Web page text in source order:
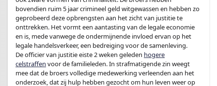
bovendien ruim 5 jaar crimineel geld witgewassen en hebben zo
geprobeerd deze opbrengsten aan het zicht van justitie te
onttrekken. Het vormt een aantasting van de legale economie
en is, mede vanwege de ondermijnende invloed ervan op het
legale handelsverkeer, een bedreiging voor de samenleving.
De officier van justitie eiste 2 weken geleden hogere
celstraffen voor de familieleden. In strafmatigende zin weegt
mee dat de broers volledige medewerking verleenden aan het
onderzoek, dat zij hulp hebben gezocht om hun leven weer op